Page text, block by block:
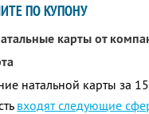
ПО КУПОНУ
карты от
натальной карты за
входят следующие